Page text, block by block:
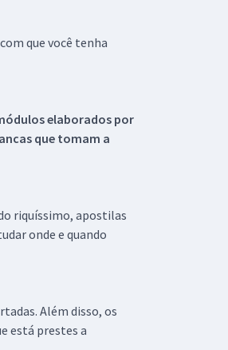
que você tenha
elaborados por
que tomam a
riquíssimo, apostilas
onde e quando
Além disso, os
está prestes a